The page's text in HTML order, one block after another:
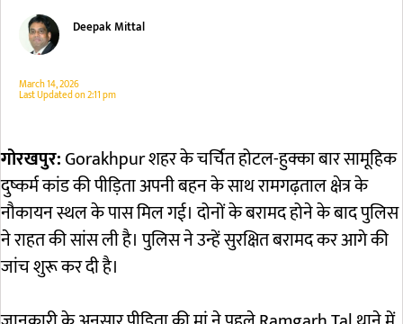
Deepak Mittal
March 14, 2026
Last Updated on2:11 pm
गोरखपुर:Gorakhpurशहर के चर्चित होटल-हुक्का बार सामूहिक
दुष्कर्म कांड की पीड़िता अपनी बहन के साथ रामगढ़ताल क्षेत्र के
नौकायन स्थल के पास मिल गई। दोनों के बरामद होने के बाद पुलिस
ने राहत की सांस ली है। पुलिस ने उन्हें सुरक्षित बरामद कर आगे की
जांच शुरू कर दी है।